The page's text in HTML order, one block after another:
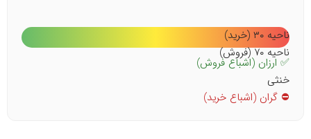
ناحیه ۳۰ (خرید)
ناحیه ۷۰ (فروش)
✅ ارزان (اشباع فروش)
خنثی
⛔ گران (اشباع خرید)